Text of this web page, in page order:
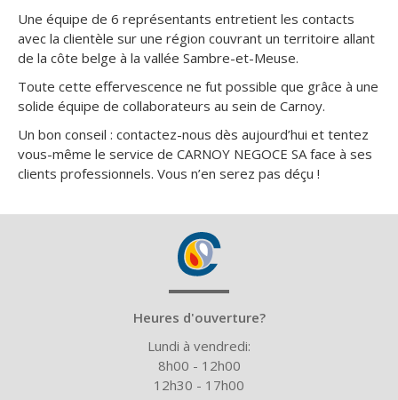
Une équipe de 6 représentants entretient les contacts
avec la clientèle sur une région couvrant un territoire allant
de la côte belge à la vallée Sambre-et-Meuse.
Toute cette effervescence ne fut possible que grâce à une
solide équipe de collaborateurs au sein de Carnoy.
Un bon conseil : contactez-nous dès aujourd’hui et tentez
vous-même le service de CARNOY NEGOCE SA face à ses
clients professionnels. Vous n’en serez pas déçu !
Heures d'ouverture?
Lundi à vendredi:
8h00 - 12h00
12h30 - 17h00